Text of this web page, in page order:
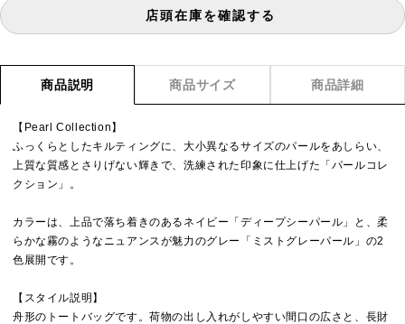
店頭在庫を確認する
商品説明 商品サイズ 商品詳細
【Pearl Collection】
ふっくらとしたキルティングに、大小異なるサイズのパールをあしらい、
上質な質感とさりげない輝きで、洗練された印象に仕上げた「パールコレ
クション」。
カラーは、上品で落ち着きのあるネイビー「ディープシーパール」と、柔
らかな霧のようなニュアンスが魅力のグレー「ミストグレーパール」の2
色展開です。
【スタイル説明】
舟形のトートバッグです。荷物の出し入れがしやすい間口の広さと、長財